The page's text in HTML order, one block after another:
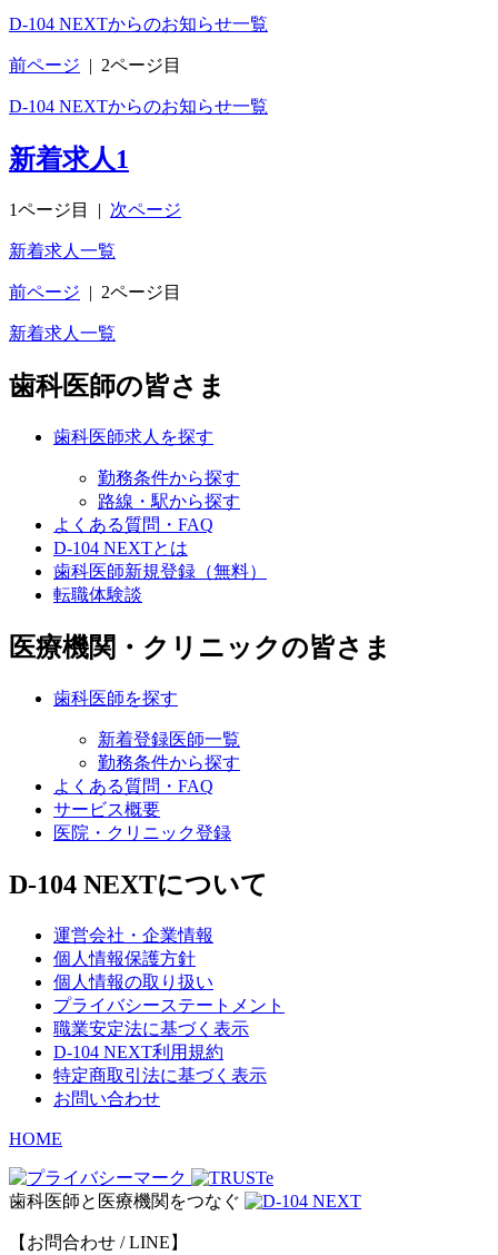
D-104 NEXTからのお知らせ一覧
前ページ | 2ページ目
D-104 NEXTからのお知らせ一覧
新着求人1
1ページ目 | 次ページ
新着求人一覧
前ページ | 2ページ目
新着求人一覧
歯科医師の皆さま
歯科医師求人を探す
勤務条件から探す
路線・駅から探す
よくある質問・FAQ
D-104 NEXTとは
歯科医師新規登録（無料）
転職体験談
医療機関・クリニックの皆さま
歯科医師を探す
新着登録医師一覧
勤務条件から探す
よくある質問・FAQ
サービス概要
医院・クリニック登録
D-104 NEXTについて
運営会社・企業情報
個人情報保護方針
個人情報の取り扱い
プライバシーステートメント
職業安定法に基づく表示
D-104 NEXT利用規約
特定商取引法に基づく表示
お問い合わせ
HOME
歯科医師と医療機関をつなぐ
【お問合わせ / LINE】